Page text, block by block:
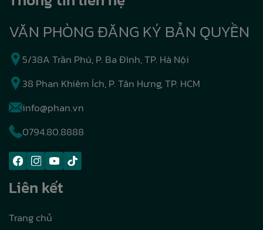
VĂN PHÒNG ĐĂNG KÝ BẢN QUYỀN
5/38A Trần Phú, P. Ba Đình, TP. Hà Nội
38 Phan Khiêm Ích, P. Tân Hưng, TP. HCM
info@phan.vn
0794.80.8888
Liên kết
Trang chủ